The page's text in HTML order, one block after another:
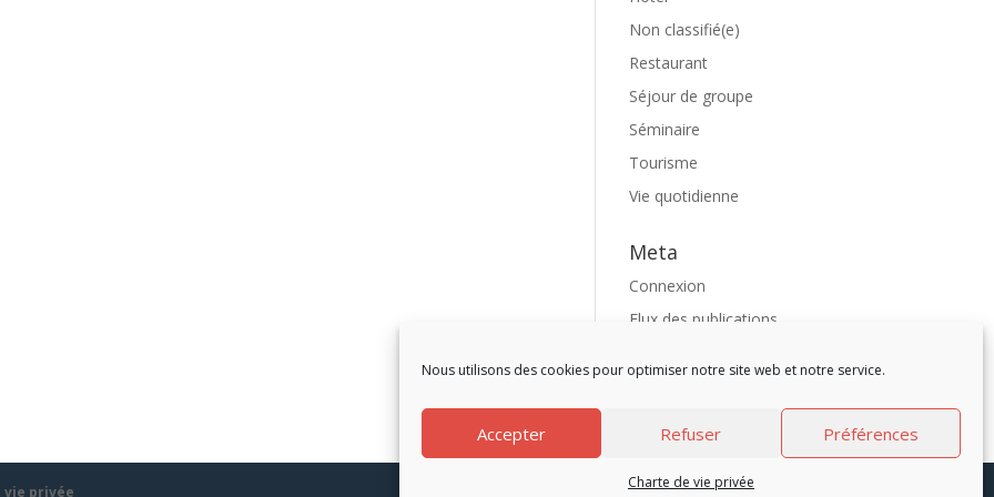
Nous utilisons des cookies pour optimiser notre site web et notre service.
Accepter Refuser Préférences
Charte de vie privée
Non classifié(e)
Restaurant
Séjour de groupe
Séminaire
Tourisme
Vie quotidienne
Meta
Connexion
Flux des publications
Site de WordPress-FR
vie privée